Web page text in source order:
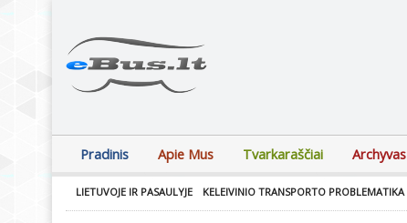
Pradinis Apie Mus Tvarkaraščiai Archyvas
LIETUVOJE IR PASAULYJE KELEIVINIO TRANSPORTO PROBLEMATIKA